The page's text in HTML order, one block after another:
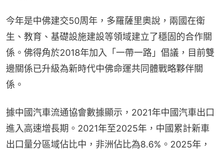
今年是中佛建交50周年，多羅薩里奧說，兩國在衛
生、教育、基礎設施建設等領域建立了穩固的合作關
係。佛得角於2018年加入「一帶一路」倡議，目前雙
邊關係已升級為新時代中佛命運共同體戰略夥伴關
係。
據中國汽車流通協會數據顯示，2021年中國汽車出口
進入高速增長期。2021年至2025年，中國累計新車
出口量分區域佔比中，非洲佔比為8.6%。2025年，